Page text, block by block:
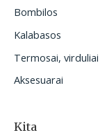
Bombilos
Kalabasos
Termosai, virduliai
Aksesuarai
Kita